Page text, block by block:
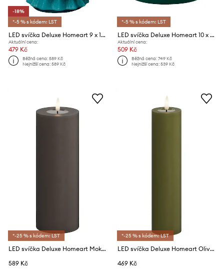
-18%
*-5 % s kódem: LST
LED svíčka Deluxe Homeart 9 x 16 cm
Aktuální cena:
479 Kč
Běžná cena:589 Kč
Nejnižší cena:589 Kč
*-5 % s kódem: LST
LED svíčka Deluxe Homeart 10 x 10 cm
Aktuální cena:
509 Kč
Běžná cena:749 Kč
Nejnižší cena:539 Kč
*-25 % s kódem: LST
LED svíčka Deluxe Homeart Mokka Bloklys 7,5 x 20 cm
589 Kč
*-25 % s kódem: LST
LED svíčka Deluxe Homeart Oliven Gronne Bloklys 5 x 20 cm
469 Kč